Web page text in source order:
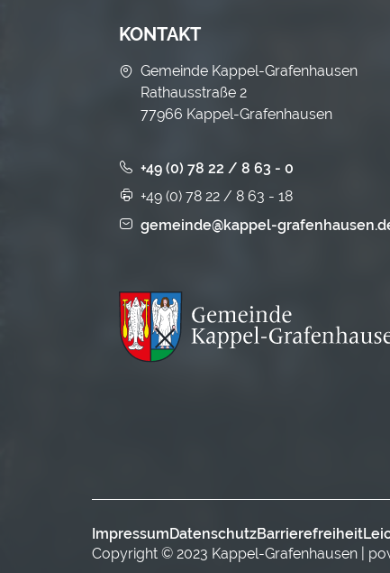
KONTAKT
Gemeinde Kappel-Grafenhausen
Rathausstraße 2
77966 Kappel-Grafenhausen
+49 (0) 78 22 / 8 63 - 0
+49 (0) 78 22 / 8 63 - 18
gemeinde@kappel-
Impressum DatenschutzBarrierefreiheit
Copyright © 2023 Kappel-Grafenhausen |